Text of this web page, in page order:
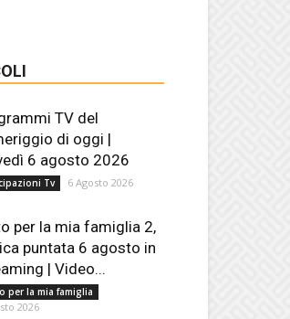
TV del
di oggi |
6 agosto 2026
Tv 6 Agosto 2026
per la mia famiglia 2,
puntata 6 agosto in
| Video...
per la mia famiglia
2026